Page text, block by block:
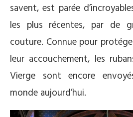
savent, est parée
les plus récentes, par de
couture. Connue pour
leur accouchement, les
Vierge sont encore
monde aujourd’hui.